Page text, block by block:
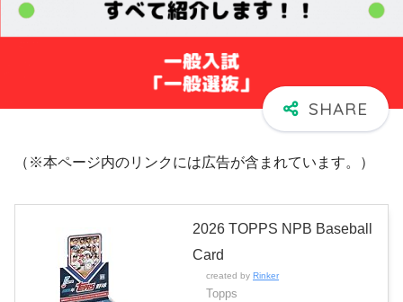
（※本ページ内のリンクには広告が含まれています。）
2026 TOPPS NPB Baseball
Card
created by Rinker
Topps